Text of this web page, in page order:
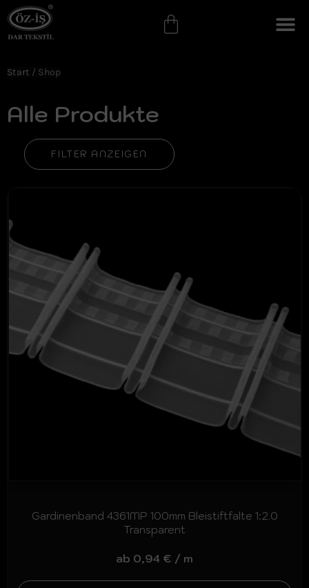
Start / Shop
Alle Produkte
FILTER ANZEIGEN
Gardinenband 4361MP 100mm Bleistiftfalte 1:2.0
Transparent
ab 0,94 € / m